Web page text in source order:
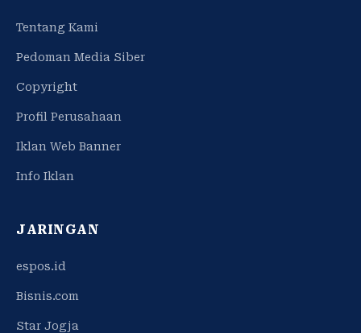
Tentang Kami
Pedoman Media Siber
Copyright
Profil Perusahaan
Iklan Web Banner
Info Iklan
JARINGAN
espos.id
Bisnis.com
Star Jogja